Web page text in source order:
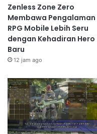
Zenless Zone Zero
Membawa Pengalaman
RPG Mobile Lebih Seru
dengan Kehadiran Hero
Baru
12 jam ago